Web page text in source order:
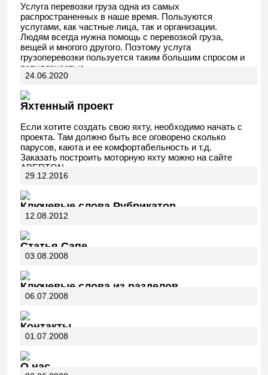
Услуга перевозки груза одна из самых
распространенных в наше время. Пользуются
услугами, как частные лица, так и организации.
Людям всегда нужна помощь с перевозкой груза,
вещей и многого другого. Поэтому услуга
грузоперевозки пользуется таким большим спросом и
популярностью.
24.06.2020
Яхтенный проект
Если хотите создать свою яхту, необходимо начать с
проекта. Там должно быть все оговорено сколько
парусов, каюта и ее комфортабельность и т.д.
Заказать построить моторную яхту можно на сайте
ABERTON.
29.12.2016
Ключевые слова Рубрикатор
12.08.2012
Статья Сапе
03.08.2008
Ключевые слова из разделов
06.07.2008
Контакты
01.07.2008
О нас